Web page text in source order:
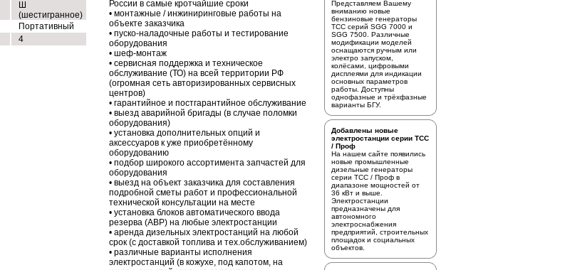
Ш
(шестигранное)
Портативный
4
России в самые кротчайшие сроки
• монтажные / инжиниринговые работы на
объекте заказчика
• пуско-наладочные работы и тестирование
оборудования
• шеф-монтаж
• сервисная поддержка и техническое
обслуживание (ТО) на всей территории РФ
(огромная сеть авторизированных сервисных
центров)
• гарантийное и постгарантийное обслуживание
• выезд аварийной бригады (в случае поломки
оборудования)
• установка дополнительных опций и
аксессуаров к уже приобретённому
оборудованию
• подбор широкого ассортимента запчастей для
оборудования
• выезд на объект заказчика для составления
подробной сметы работ и профессиональной
технической консультации на месте
• установка блоков автоматического ввода
резерва (АВР) на любые электростанции
• аренда дизельных электростанций на любой
срок (с доставкой топлива и тех.обслуживанием)
• различные варианты исполнения
электростанций (в кожухе, под капотом, на
Представляем Вашему
вниманию новые
бензиновые генераторы
ТСС серий SGG 7000 и
SGG 7500. Различные
модификации моделей
оснащаются ручным или
электро запуском,
колёсами, цифровыми
дисплеями для индикации
основных параметров
работы. Доступны
однофазные и трёхфазные
варианты БГУ.
Добавлены новые
электростанции серии ТСС
/ Проф
На нашем сайте появились
новые промышленные
дизельные генераторы
серии ТСС / Проф в
диапазоне мощностей от
36 кВт и выше.
Электростанции
предназначены для
автономного
электроснабжения
предприятий, строительных
площадок и социальных
объектов.